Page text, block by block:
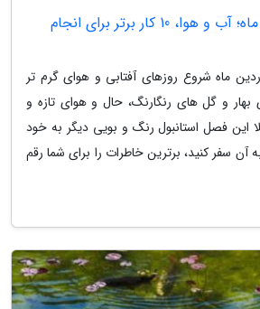
استانبول در فروردین ماه؛ آب و هوا، 10 کار برتر برای انجام
ماه شروع روزهای آفتابی و هوای گرم تر
و گل های رنگارنگ، حال و هوای تازه و
فصل استانبول رنگ و بویی دیگر به خود
آن سفر کنید، برترین خاطرات را برای شما رقم